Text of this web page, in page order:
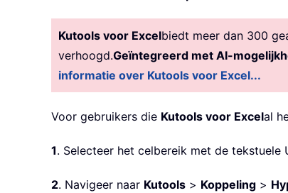
Kutools voor Excelbiedt meer dan 300
verhoogd.Geïntegreerd met AI-
informatie over Kutools voor Excel...
Voor gebruikers die Kutools voor Excelal
1. Selecteer het celbereik met de tekstuele
2. Navigeer naar Kutools > Koppeling >